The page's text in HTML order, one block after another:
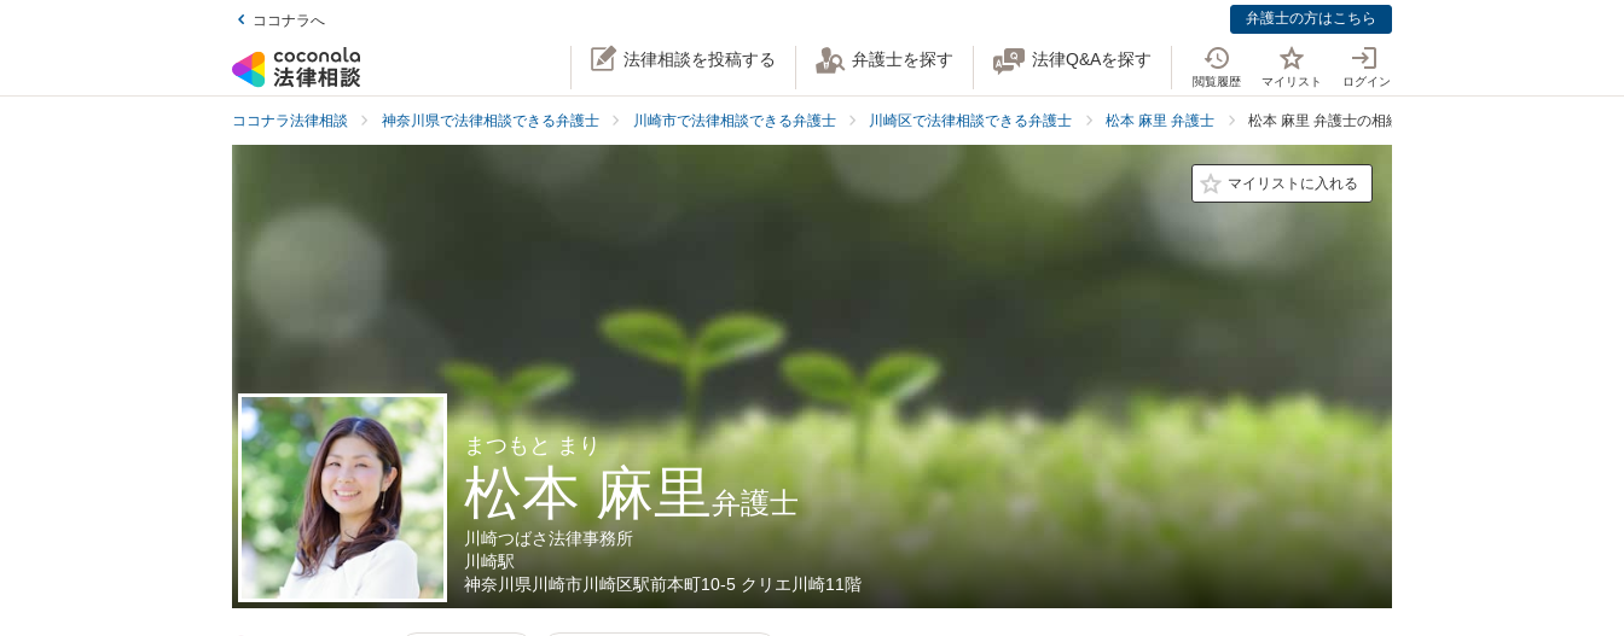
ココナラへ 弁護士の方はこちら
法律相談を投稿する 弁護士を探す 法律Q&Aを探す
閲覧履歴 マイリスト ログイン
ココナラ法律相談 神奈川県で法律相談できる弁護士 川崎市で法律相談できる弁護士 川崎区で法律相談できる弁護士 松本 麻里 弁護士 松本 麻里 弁護士の相続・遺言の料金表
マイリストに入れる
まつもと まり
松本 麻里弁護士
川崎つばさ法律事務所
川崎駅
神奈川県川崎市川崎区駅前本町10-5 クリエ川崎11階